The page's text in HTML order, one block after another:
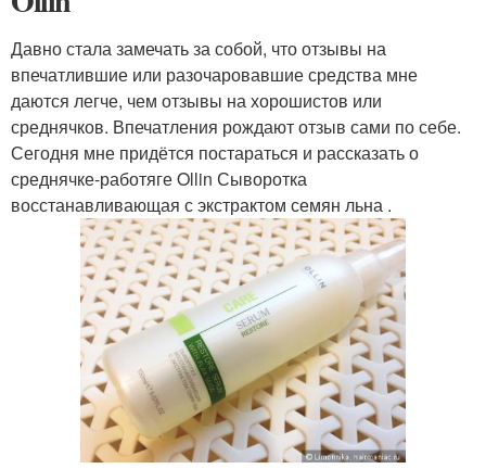
Давно стала замечать за собой, что отзывы на
впечатлившие или разочаровавшие средства мне
даются легче, чем отзывы на хорошистов или
среднячков. Впечатления рождают отзыв сами по себе.
Сегодня мне придётся постараться и рассказать о
среднячке-работяге Ollin Сыворотка
восстанавливающая с экстрактом семян льна .